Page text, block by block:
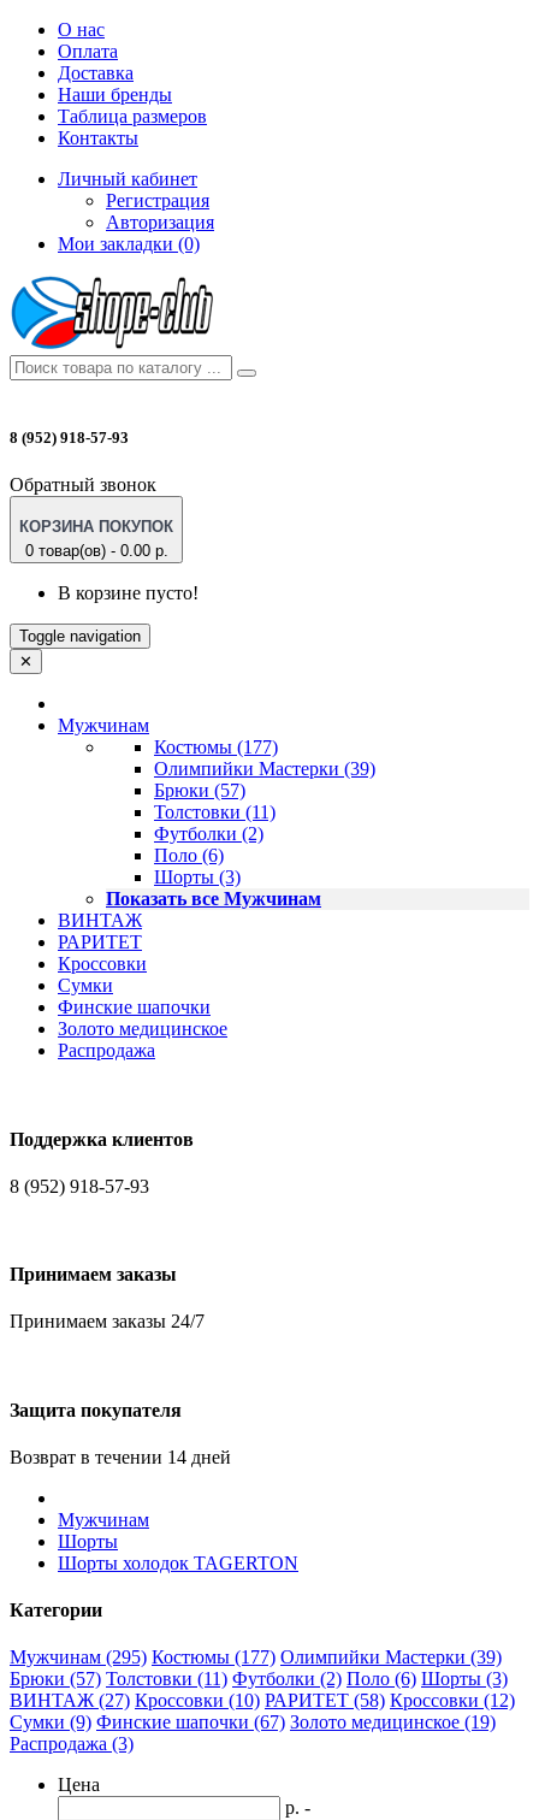
О нас
Оплата
Доставка
Наши бренды
Таблица размеров
Контакты
Личный кабинет
Регистрация
Авторизация
Мои закладки (0)
8 (952) 918-57-93
Обратный звонок
КОРЗИНА ПОКУПОК
0 товар(ов) - 0.00 р.
В корзине пусто!
Toggle navigation
✕
Мужчинам
Костюмы (177)
Олимпийки Мастерки (39)
Брюки (57)
Толстовки (11)
Футболки (2)
Поло (6)
Шорты (3)
Показать все Мужчинам
ВИНТАЖ
РАРИТЕТ
Кроссовки
Сумки
Финские шапочки
Золото медицинское
Распродажа
Поддержка клиентов
8 (952) 918-57-93
Принимаем заказы
Принимаем заказы 24/7
Защита покупателя
Возврат в течении 14 дней
Мужчинам
Шорты
Шорты холодок TAGERTON
Категории
Мужчинам (295) Костюмы (177) Олимпийки Мастерки (39)
Брюки (57) Толстовки (11) Футболки (2) Поло (6) Шорты (3)
ВИНТАЖ (27) Кроссовки (10) РАРИТЕТ (58) Кроссовки (12)
Сумки (9) Финские шапочки (67) Золото медицинское (19)
Распродажа (3)
Цена
р. -